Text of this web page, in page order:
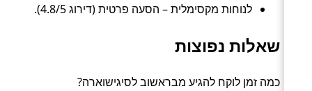
לנוחות מקסימלית – הסעה פרטית (דירוג 4.8/5).
שאלות נפוצות
כמה זמן לוקח להגיע מבראשוב לסיגישוארה?